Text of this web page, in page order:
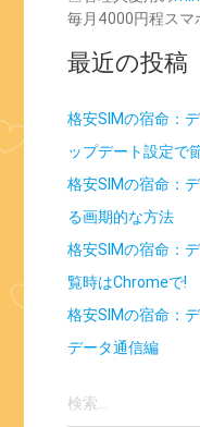
毎月4000円程スマ
最近の投稿
格安SIMの宿命：
ップデート設定で
格安SIMの宿命：
る画期的な方法
格安SIMの宿命：
覧時はChromeで!
格安SIMの宿命：
データ通信編
索: